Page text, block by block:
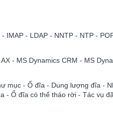
- LDAP - NNTP - NTP -
- MS Dynamics CRM - MS
mục - Ổ đĩa - Dung lượng đĩa -
Ổ đĩa có thể tháo rời - Tác vụ